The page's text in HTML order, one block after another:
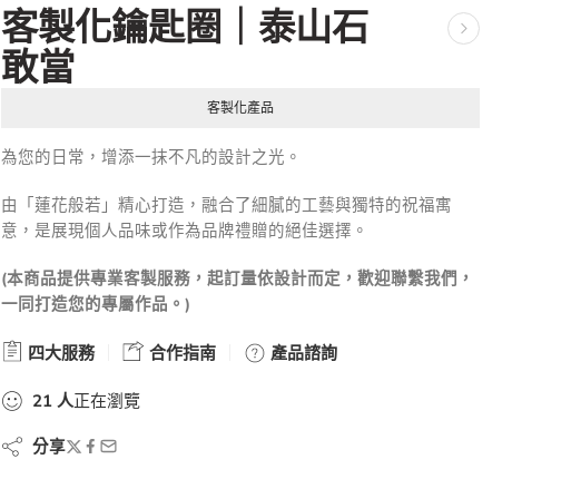
客製化鑰匙圈｜泰山石
敢當
客製化產品
為您的日常，增添一抹不凡的設計之光。
由「蓮花般若」精心打造，融合了細膩的工藝與獨特的祝福寓
意，是展現個人品味或作為品牌禮贈的絕佳選擇。
(本商品提供專業客製服務，起訂量依設計而定，歡迎聯繫我們，
一同打造您的專屬作品。)
四大服務 合作指南 產品諮詢
21 人正在瀏覽
分享